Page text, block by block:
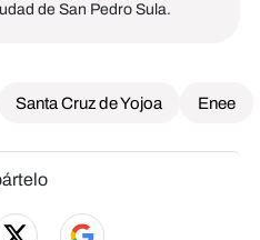
de San Pedro Sula.
Santa Cruz de Yojoa Enee